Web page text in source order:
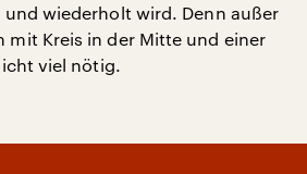
wiederholt wird. Denn außer
mit Kreis in der Mitte und einer
viel nötig.